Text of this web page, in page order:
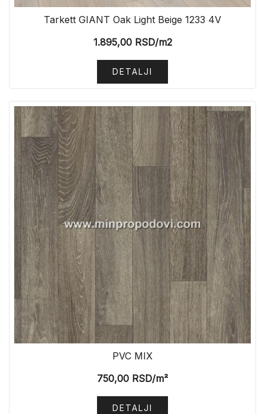
Tarkett GIANT Oak Light Beige 1233 4V
1.895,00RSD/m2
DETALJI
PVC MIX
750,00 RSD/m²
DETALJI